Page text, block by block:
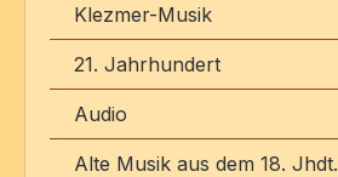
Klezmer-Musik
21. Jahrhundert
Audio
Alte Musik aus dem 18. Jhdt.